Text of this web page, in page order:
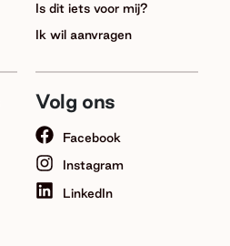
Is dit iets voor mij?
Ik wil aanvragen
Volg ons
Facebook
Instagram
LinkedIn